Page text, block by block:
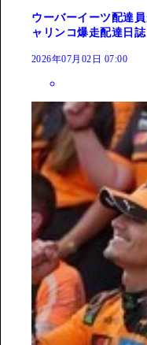
ウーバーイーツ配達
ャリンコ爆走配達日誌
2026年07月02日 07:00